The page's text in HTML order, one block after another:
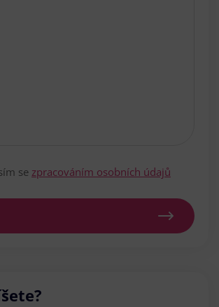
se zpracováním osobních údajů